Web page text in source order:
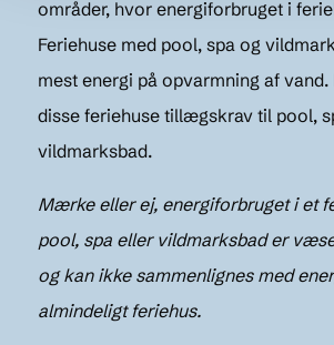
områder, hvor energiforbruget i
Feriehuse med pool, spa og
mest energi på opvarmning af
disse feriehuse tillægskrav til pool,
vildmarksbad.
Mærke eller ej, energiforbruget i et
pool, spa eller vildmarksbad er
og kan ikke sammenlignes med
almindeligt feriehus.